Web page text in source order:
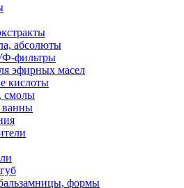
абсолюты
фильтры
эфирных масел
кислоты
смолы
ванны
формы